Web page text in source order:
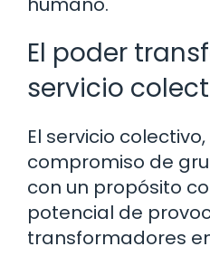
El poder
servicio
El servicio
compromiso de
con un propósito
potencial de
transformadores